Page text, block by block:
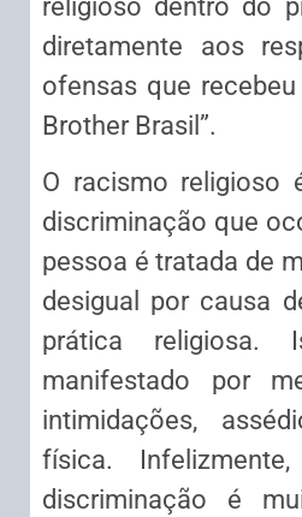
religioso dentro do
diretamente aos
ofensas que
Brother Brasil”.
O racismo religioso
discriminação que
pessoa é tratada de
desigual por causa
prática religiosa.
manifestado por
intimidações,
física.
discriminação é